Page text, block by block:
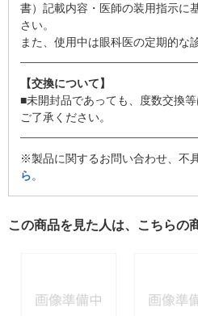
書）記載内容・医師の装用指示に
さい。
また、使用中は眼科医の定期的な
【交換について】
■未開封品であっても、度数交換
ご了承ください。
※製品に関するお問い合わせ、不
ら。
この商品を見た人は、こちらの